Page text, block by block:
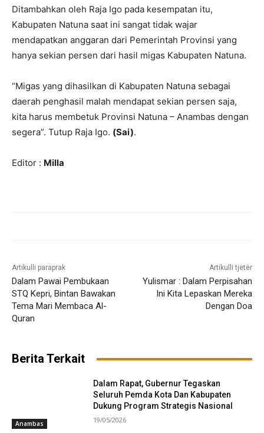
Ditambahkan oleh Raja Igo pada kesempatan itu,
Kabupaten Natuna saat ini sangat tidak wajar
mendapatkan anggaran dari Pemerintah Provinsi yang
hanya sekian persen dari hasil migas Kabupaten Natuna.
“Migas yang dihasilkan di Kabupaten Natuna sebagai
daerah penghasil malah mendapat sekian persen saja,
kita harus membetuk Provinsi Natuna – Anambas dengan
segera”. Tutup Raja Igo. (Sai).
Editor : Milla
Artikulli paraprak
Dalam Pawai Pembukaan
STQ Kepri, Bintan Bawakan
Tema Mari Membaca Al-
Quran
Artikulli tjetër
Yulismar : Dalam Perpisahan
Ini Kita Lepaskan Mereka
Dengan Doa
Berita Terkait
Anambas
Dalam Rapat, Gubernur Tegaskan
Seluruh Pemda Kota Dan Kabupaten
Dukung Program Strategis Nasional
19/05/2026